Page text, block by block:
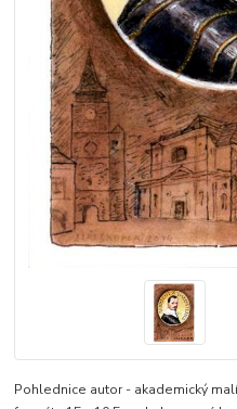
Pohlednice autor - akademický